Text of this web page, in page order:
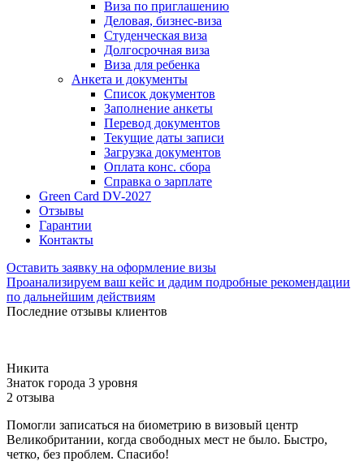
Виза по приглашению
Деловая, бизнес-виза
Студенческая виза
Долгосрочная виза
Виза для ребенка
Анкета и документы
Список документов
Заполнение анкеты
Перевод документов
Текущие даты записи
Загрузка документов
Оплата конс. сбора
Справка о зарплате
Green Card DV-2027
Отзывы
Гарантии
Контакты
Оставить заявку на оформление визы
Проанализируем ваш кейс и дадим подробные рекомендации
по дальнейшим действиям
Последние отзывы клиентов
Никита
Знаток города 3 уровня
2 отзыва
Помогли записаться на биометрию в визовый центр
Великобритании, когда свободных мест не было. Быстро,
четко, без проблем. Спасибо!